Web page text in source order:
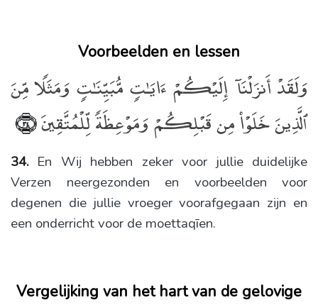
Voorbeelden en lessen
34. En Wij hebben zeker voor jullie duidelijke
Verzen neergezonden en voorbeelden voor
degenen die jullie vroeger voorafgegaan zijn en
een onderricht voor de moettaqīen.
وَلَقَدْ أَنزَلْنَآ إِلَيْكُمْ ءَايَـٰتٍۢ مُّبَيِّنَـٰتٍۢ وَمَثَلًۭا مِّنَ
ٱلَّذِينَ خَلَوْا۟ مِن قَبْلِكُمْ وَمَوْعِظَةًۭ لِّلْمُتَّقِينَ﴿٣٤﴾
Vergelijking van het hart van de gelovige